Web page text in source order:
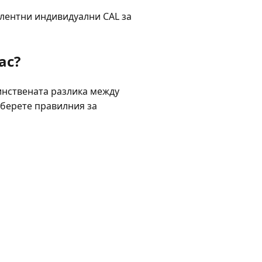
индивидуални CAL за
разлика между
правилния за